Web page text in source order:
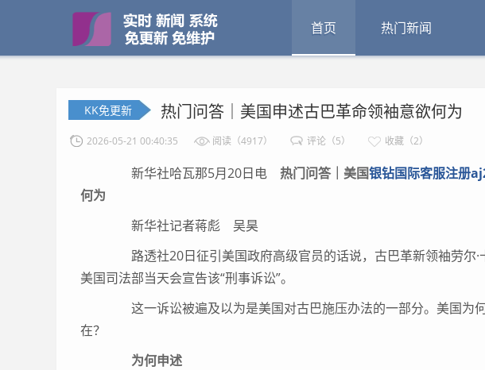
首页 热门新闻
KK免更新 热门问答｜美国申述古巴革命领袖意欲何为
2026-05-21 00:40:35 阅读（4917） 评论（5） 收藏（2）
新华社哈瓦那5月20日电 热门问答｜美国银钻国际客服注册
何为
新华社记者蒋彪 吴昊
路透社20日征引美国政府高级官员的话说，古巴革新领袖劳尔·
美国司法部当天会宣告该“刑事诉讼”。
这一诉讼被遍及以为是美国对古巴施压办法的一部分。美国为
在？
为何申述